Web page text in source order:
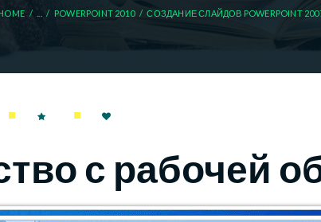
POWERPOINT 2010 СОЗДАНИЕ СЛАЙДОВ POWERPOINT
с рабочей